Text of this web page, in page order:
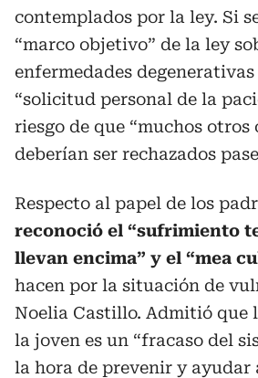
contemplados por la ley. Si
“marco objetivo” de la ley
enfermedades degenerativas
“solicitud personal de la
riesgo de que “muchos otros
deberían ser rechazados
Respecto al papel de los
reconoció el “sufrimiento
llevan encima” y el “mea
hacen por la situación de
Noelia Castillo. Admitió que
la joven es un “fracaso del
la hora de prevenir y ayudar